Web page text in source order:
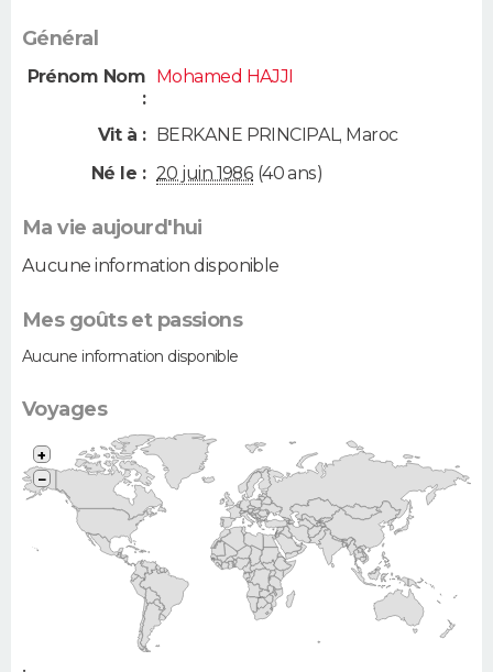
Général
Prénom Nom
:
Mohamed HAJJI
Vit à : BERKANE PRINCIPAL, Maroc
Né le : 20 juin 1986 (40 ans)
Ma vie aujourd'hui
Aucune information disponible
Mes goûts et passions
Aucune information disponible
Voyages
+
−